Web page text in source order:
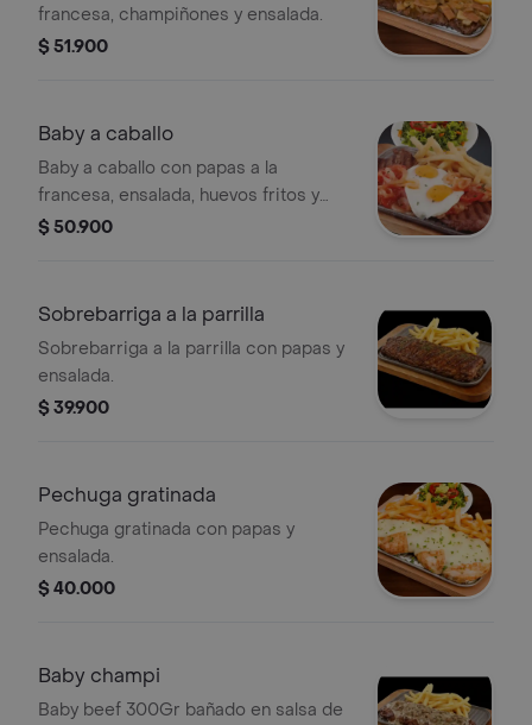
francesa, champiñones y ensalada.
$ 51.900
Baby a caballo
Baby a caballo con papas a la
francesa, ensalada, huevos fritos y
cebolla.
$ 50.900
Sobrebarriga a la parrilla
Sobrebarriga a la parrilla con papas y
ensalada.
$ 39.900
Pechuga gratinada
Pechuga gratinada con papas y
ensalada.
$ 40.000
Baby champi
Baby beef 300Gr bañado en salsa de